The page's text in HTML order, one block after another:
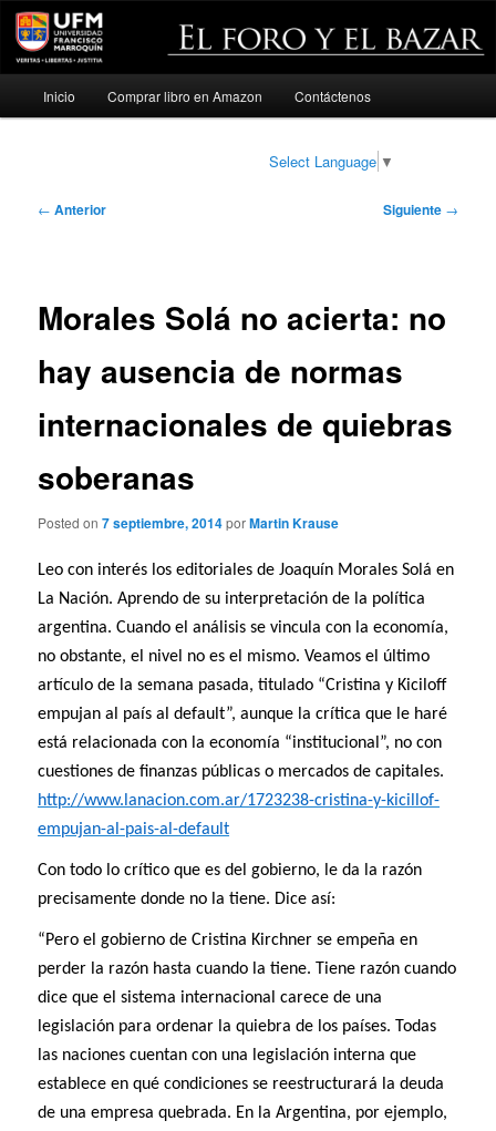
Ir
Inicio Comprar libro en Amazon Contáctenos
Select Language ▼
Navegación
← Anterior Siguiente →
Morales Solá no acierta: no
hay ausencia de normas
internacionales de quiebras
soberanas
Posted on7 septiembre, 2014porMartin Krause
Leo con interés los editoriales de Joaquín Morales Solá en
La Nación. Aprendo de su interpretación de la política
argentina. Cuando el análisis se vincula con la economía,
no obstante, el nivel no es el mismo. Veamos el último
artículo de la semana pasada, titulado “Cristina y Kiciloff
empujan al país al default”, aunque la crítica que le haré
está relacionada con la economía “institucional”, no con
cuestiones de finanzas públicas o mercados de capitales.
http://www.lanacion.com.ar/1723238-cristina-y-kicillof-
empujan-al-pais-al-default
Con todo lo crítico que es del gobierno, le da la razón
precisamente donde no la tiene. Dice así:
“Pero el gobierno de Cristina Kirchner se empeña en
perder la razón hasta cuando la tiene. Tiene razón cuando
dice que el sistema internacional carece de una
legislación para ordenar la quiebra de los países. Todas
las naciones cuentan con una legislación interna que
establece en qué condiciones se reestructurará la deuda
de una empresa quebrada. En la Argentina, por ejemplo,